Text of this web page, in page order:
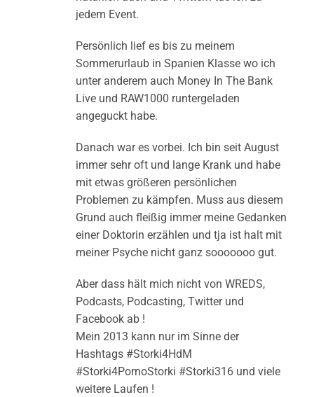
jedem Event.
Persönlich lief es bis zu meinem
Sommerurlaub in Spanien Klasse wo ich
unter anderem auch Money In The Bank
Live und RAW1000 runtergeladen
angeguckt habe.
Danach war es vorbei. Ich bin seit August
immer sehr oft und lange Krank und habe
mit etwas größeren persönlichen
Problemen zu kämpfen. Muss aus diesem
Grund auch fleißig immer meine Gedanken
einer Doktorin erzählen und tja ist halt mit
meiner Psyche nicht ganz sooooooo gut.
Aber dass hält mich nicht von WREDS,
Podcasts, Podcasting, Twitter und
Facebook ab !
Mein 2013 kann nur im Sinne der
Hashtags #Storki4HdM
#Storki4PornoStorki #Storki316 und viele
weitere Laufen !